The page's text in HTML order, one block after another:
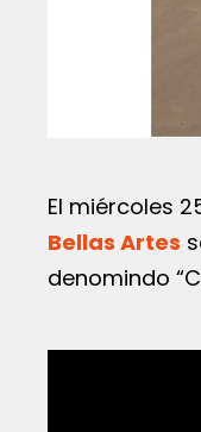
El miércoles
Bellas Artes
denomindo